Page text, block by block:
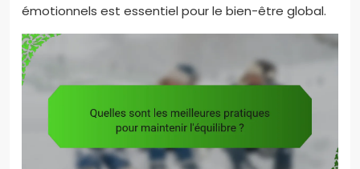
émotionnels est essentiel pour le bien-être global.